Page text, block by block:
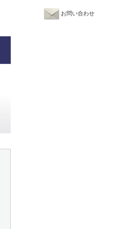
お問い合わせ